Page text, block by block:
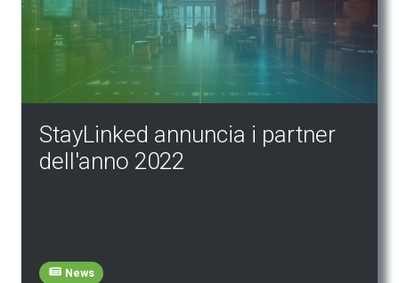
StayLinked annuncia i partner
dell'anno 2022
News